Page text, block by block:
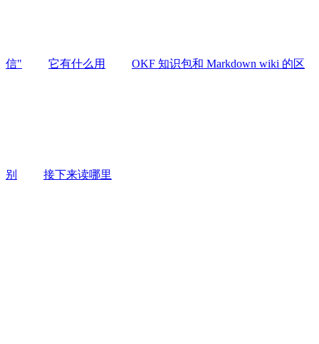
信" 它有什么用 OKF 知识包和 Markdown wiki 的区
别 接下来读哪里